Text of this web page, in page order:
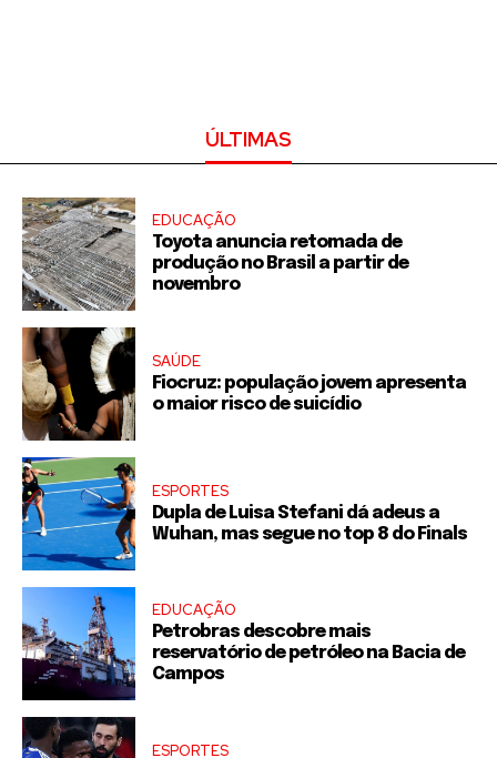
ÚLTIMAS
EDUCAÇÃO
Toyota anuncia retomada de
produção no Brasil a partir de
novembro
SAÚDE
Fiocruz: população jovem apresenta
o maior risco de suicídio
ESPORTES
Dupla de Luisa Stefani dá adeus a
Wuhan, mas segue no top 8 do Finals
EDUCAÇÃO
Petrobras descobre mais
reservatório de petróleo na Bacia de
Campos
ESPORTES